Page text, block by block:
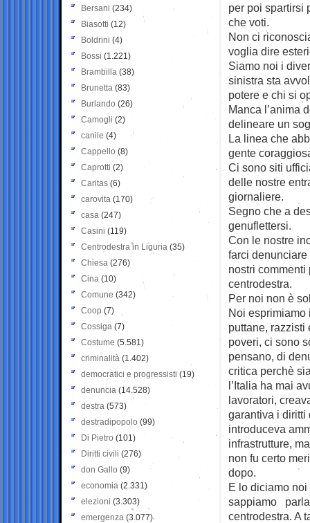
per poi spartirsi
che voti.
Non ci
voglia dire
Siamo noi i
sinistra sta
potere e chi si
Manca l’anima
delineare un
La linea che
gente
Ci sono siti
delle nostre
giornaliere.
Segno che a
genuflettersi.
Con le nostre
farci
nostri
centrodestra.
Per noi non è
Noi esprimiamo
puttane, razzisti
poveri, ci sono
pensano, di
critica perchè
l’Italia ha mai
lavoratori,
garantiva i diritti
introduceva
infrastrutture,
non fu certo
dopo.
E lo diciamo noi
sappiamo
centrodestra. A
Bersani (234)
Biasotti (12)
Boldrini (4)
Bossi (1.221)
Brambilla (38)
Brunetta (83)
Burlando (26)
Camogli (2)
canile (4)
Cappello (8)
Caprotti (2)
Caritas (6)
carovita (170)
casa (247)
Casini (119)
Centrodestra in Liguria (35)
Chiesa (276)
Cina (10)
Comune (342)
Coop (7)
Cossiga (7)
Costume (5.581)
criminalità (1.402)
democratici e progressisti (19)
denuncia (14.528)
destra (573)
destradipopolo (99)
Di Pietro (101)
Diritti civili (276)
don Gallo (9)
economia (2.331)
elezioni (3.303)
emergenza (3.077)